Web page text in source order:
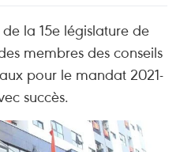
la 15e législature de
membres des conseils
pour le mandat 2021-
succès.